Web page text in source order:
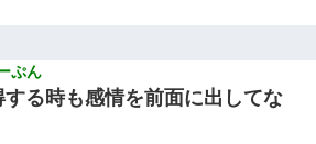
ぷん
る時も感情を前面に出してな